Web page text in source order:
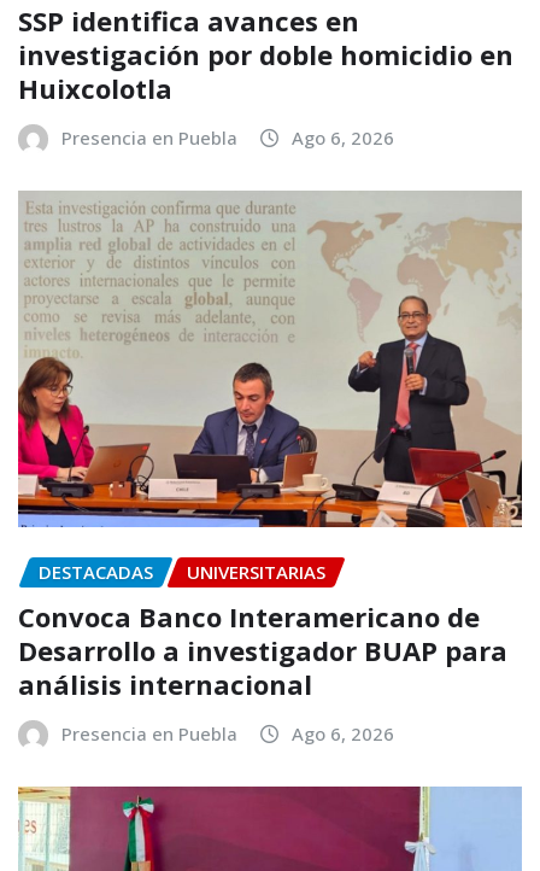
SSP identifica avances en
investigación por doble homicidio en
Huixcolotla
Presencia en Puebla Ago 6, 2026
DESTACADAS UNIVERSITARIAS
Convoca Banco Interamericano de
Desarrollo a investigador BUAP para
análisis internacional
Presencia en Puebla Ago 6, 2026